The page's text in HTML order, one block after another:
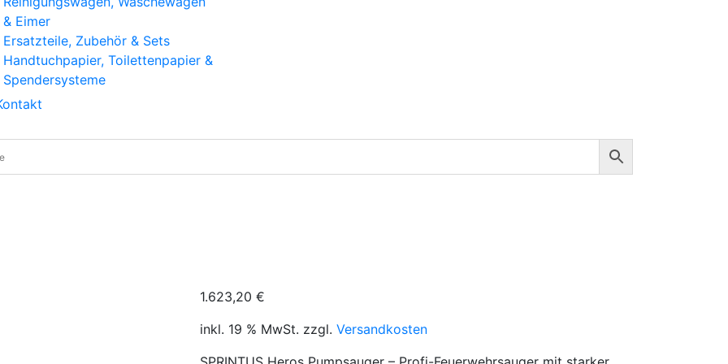
& Eimer
Ersatzteile, Zubehör & Sets
Handtuchpapier, Toilettenpapier &
Spendersysteme
1.623,20€
inkl. 19 % MwSt. zzgl.Versandkosten